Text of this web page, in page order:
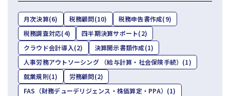
月次決算(6) 税務顧問(10) 税務申告書作成(9)
税務調査対応(4) 四半期決算サポート(2)
クラウド会計導入(2) 決算開示書類作成(1)
人事労務アウトソーシング （給与計算・社会保険手続） (1)
就業規則(1) 労務顧問(2)
FAS（財務デューデリジェンス・株価算定・PPA） (1)